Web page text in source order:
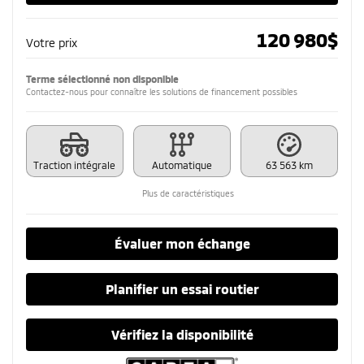
Votre prix 120 980$
Terme sélectionné non disponible
Contactez-nous pour connaître les solutions de financement possibles
Traction intégrale Automatique 63 563 km
Plus de caractéristiques
Évaluer mon échange
Planifier un essai routier
Vérifiez la disponibilité